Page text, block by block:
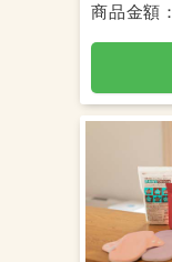
商品金額：